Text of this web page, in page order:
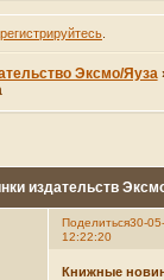
.
Эксмо/Яуза
издательств
Поделиться30-
12:22:20
Книжные